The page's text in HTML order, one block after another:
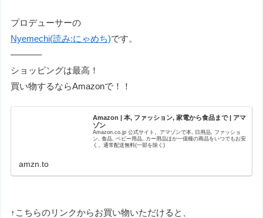
プロデューサーの
Nyemechi(読み:にゃめち)です。
———–
ショッピングは最高！
買い物するならAmazonで！！
Amazon | 本, ファッション, 家電から食品まで | アマ
ゾン
Amazon.co.jp 公式サイト。アマゾンで本, 日用品, ファッショ
ン, 食品, ベビー用品, カー用品ほか一億種の商品をいつでもお安
く。通常配送無料(一部を除く)
amzn.to
↑こちらのリンクからお買い物いただけると、